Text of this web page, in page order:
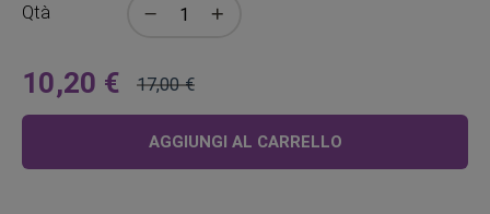
Qtà
A
partire
10,20 €
Prezzo
17,00 €
AGGIUNGI AL CARRELLO